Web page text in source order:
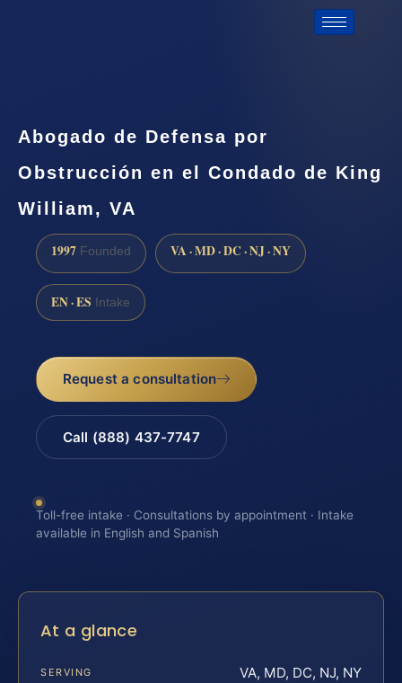
Abogado de Defensa por
Obstrucción en el Condado de King
William, VA
1997 Founded VA · MD · DC · NJ · NY
EN · ES Intake
Request a consultation
Call (888) 437-7747
Toll-free intake · Consultations by appointment · Intake
available in English and Spanish
At a glance
SERVING VA, MD, DC, NJ, NY